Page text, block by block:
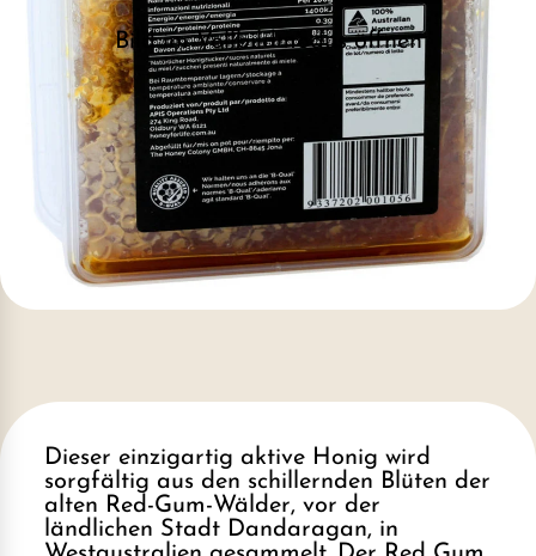
Bild im Vollbildmodus öffnen
Dieser einzigartig aktive Honig wird
sorgfältig aus den schillernden Blüten der
alten Red-Gum-Wälder, vor der
ländlichen Stadt Dandaragan, in